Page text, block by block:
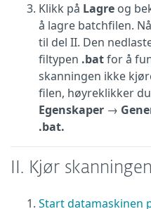
Klikk på Lagre og
å lagre batchfilen.
til del II. Den
filtypen .batfor å
skanningen ikke
filen, høyreklikker
Egenskaper →
.bat.
II. Kjør
Start datamaskinen